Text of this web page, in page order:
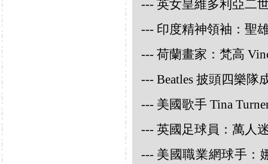
--- 英女皇維多利亞二
--- 印度精神領袖：聖
--- 荷蘭畫家：梵高
--- Beatles 披頭四樂隊
--- 美國歌手 Tina
--- 英國足球員：萬人
--- 美國職業網球手：